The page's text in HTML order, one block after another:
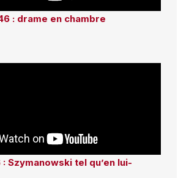
: drame en chambre
: Szymanowski tel qu’en lui-